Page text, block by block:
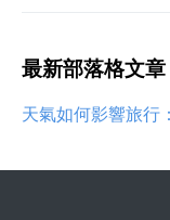
最新部落格文章
天氣如何影響旅行